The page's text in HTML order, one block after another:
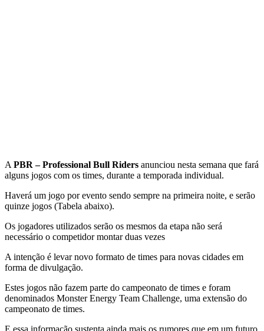
A PBR – Professional Bull Riders anunciou nesta semana que fará
alguns jogos com os times, durante a temporada individual.
Haverá um jogo por evento sendo sempre na primeira noite, e serão
quinze jogos (Tabela abaixo).
Os jogadores utilizados serão os mesmos da etapa não será
necessário o competidor montar duas vezes
A intenção é levar novo formato de times para novas cidades em
forma de divulgação.
Estes jogos não fazem parte do campeonato de times e foram
denominados Monster Energy Team Challenge, uma extensão do
campeonato de times.